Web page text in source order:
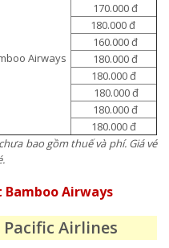
Airways
170.000 đ
180.000 đ
160.000 đ
180.000 đ
180.000 đ
180.000 đ
180.000 đ
180.000 đ
bao gồm thuế và phí. Giá vé
Bamboo Airways
Airlines